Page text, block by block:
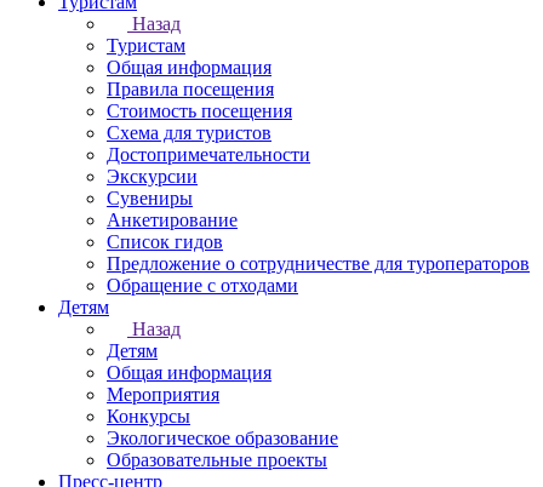
Назад
Туристам
Общая информация
Правила посещения
Стоимость посещения
Схема для туристов
Достопримечательности
Экскурсии
Сувениры
Анкетирование
Список гидов
Предложение о сотрудничестве для туроператоров
Обращение с отходами
Детям
Назад
Детям
Общая информация
Мероприятия
Конкурсы
Экологическое образование
Образовательные проекты
Пресс-центр